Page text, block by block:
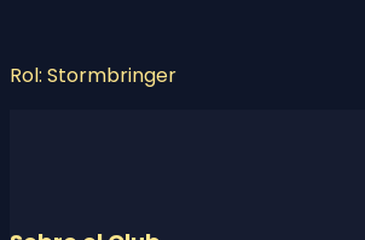
Rol: Stormbringer